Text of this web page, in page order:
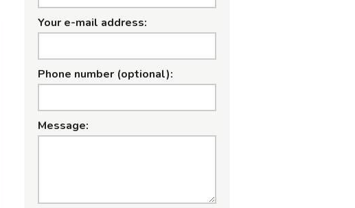
Your e-mail address:
Phone number (optional):
Message: